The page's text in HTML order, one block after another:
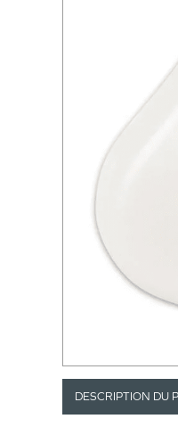
DESCRIPTION DU